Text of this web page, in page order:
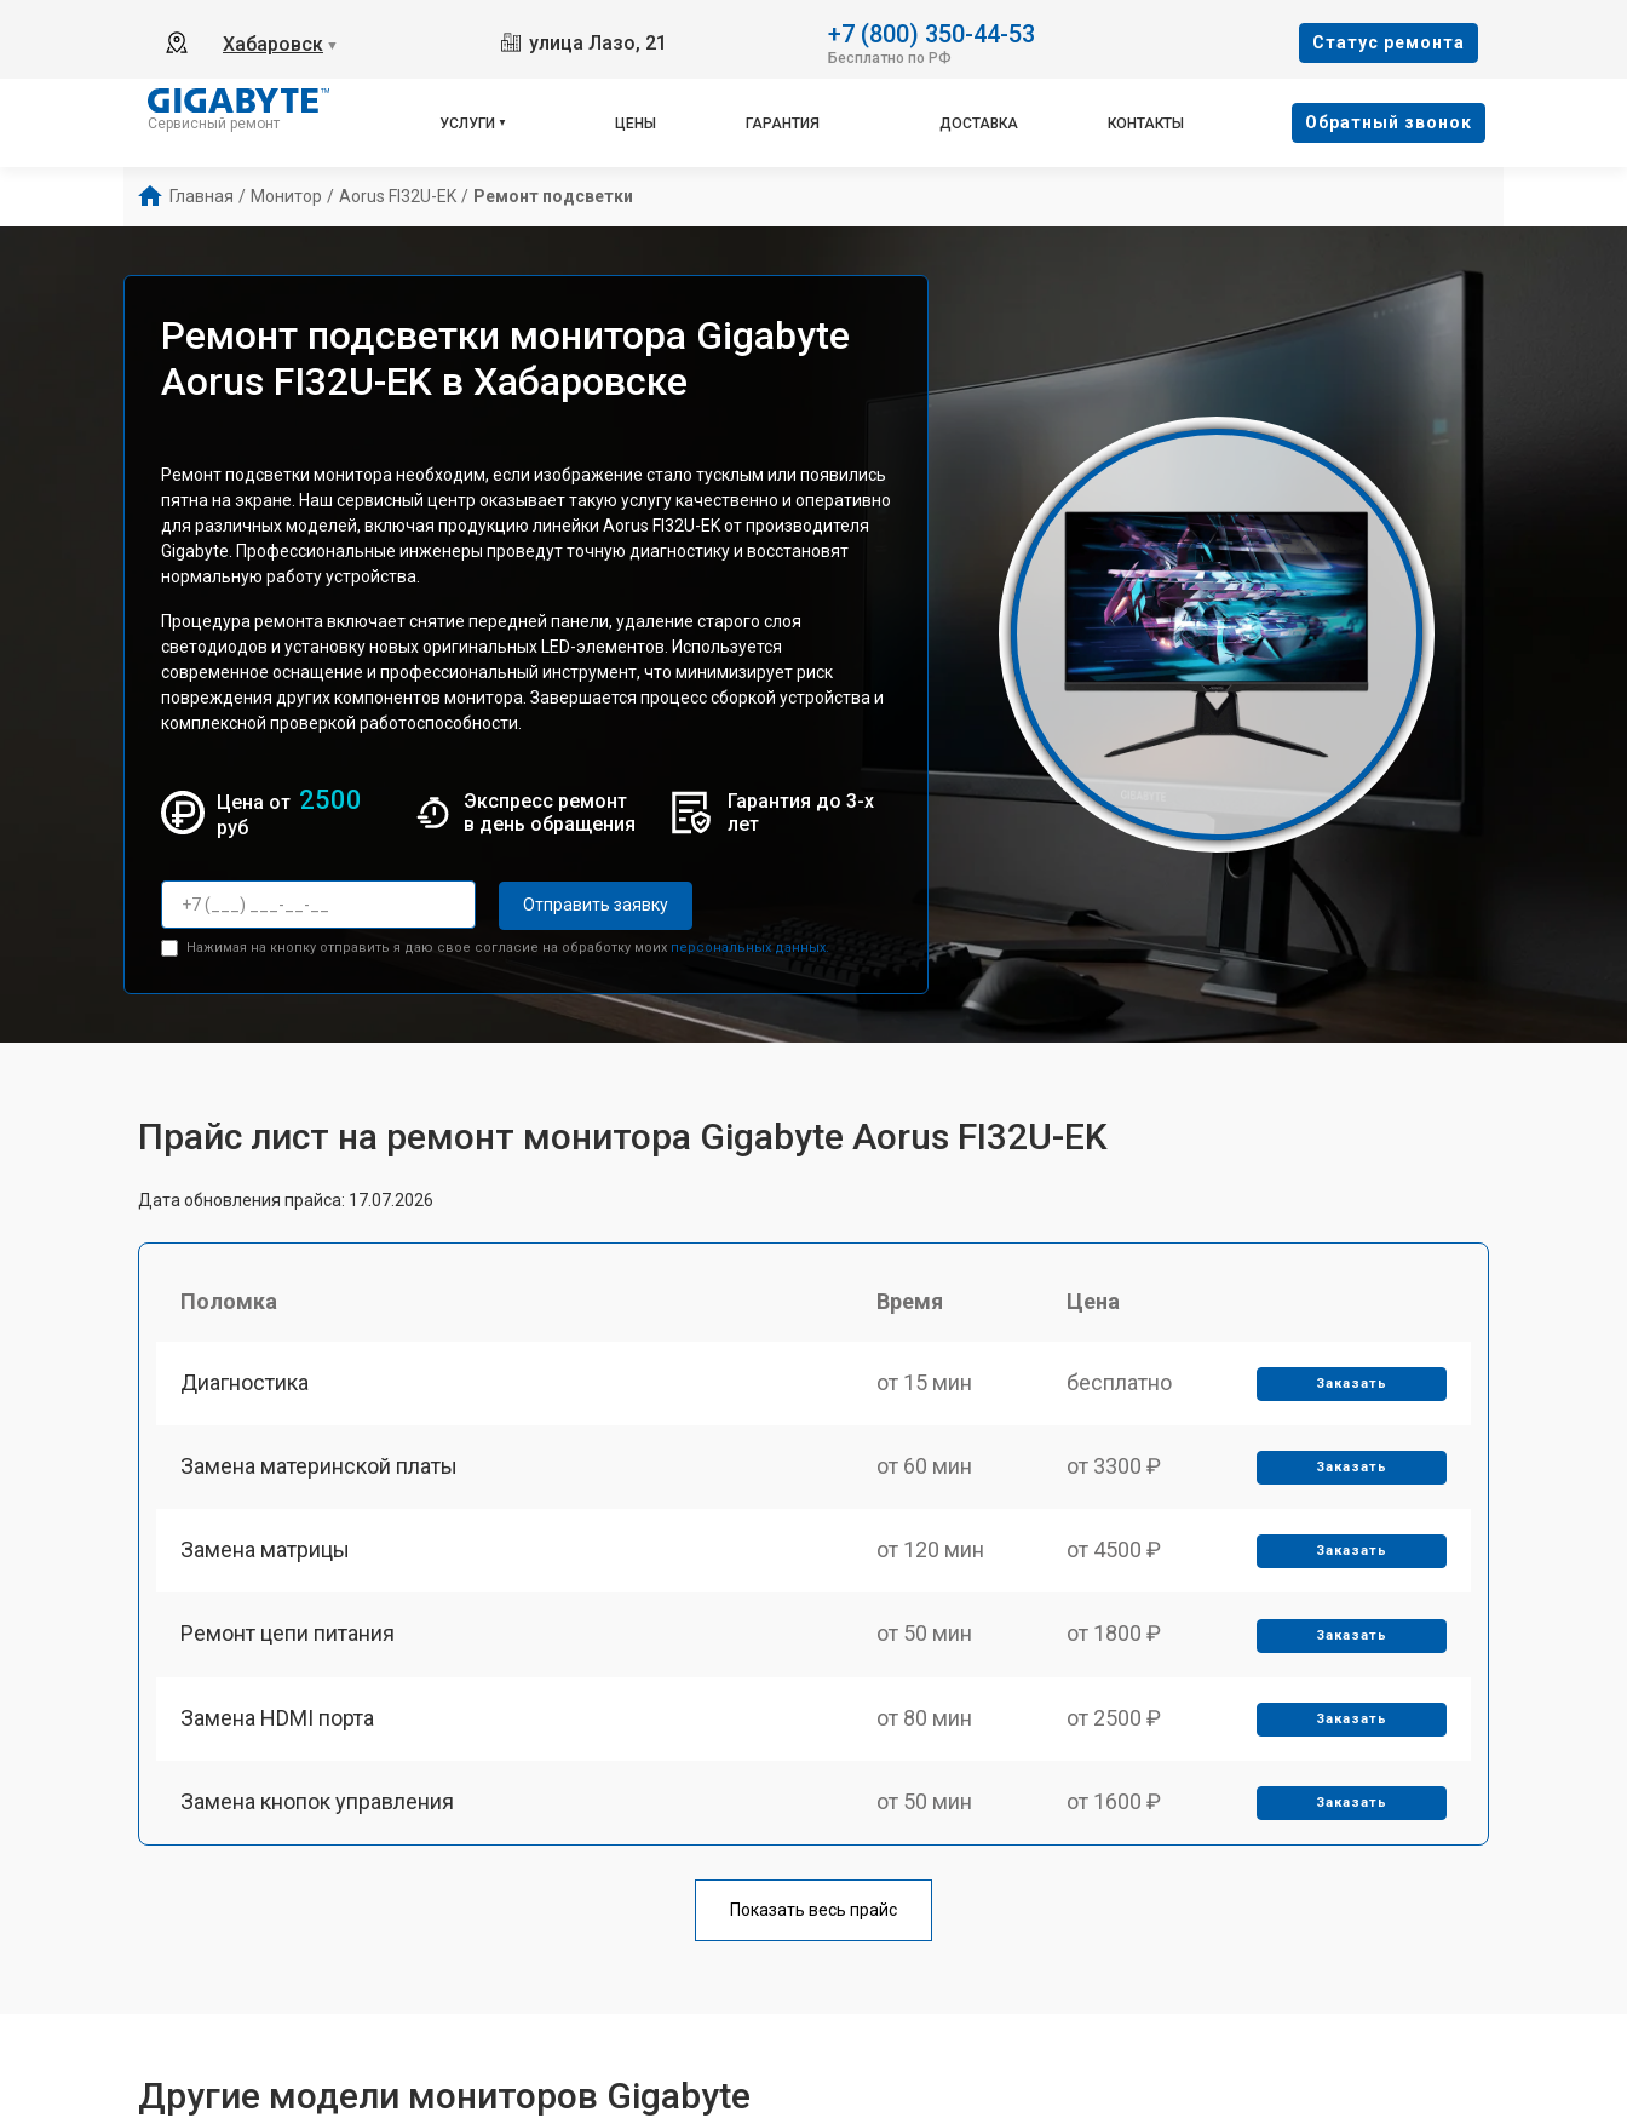
Хабаровск ▼ улица Лазо, 21 +7 (800) 350-44-53
Бесплатно по РФ
Cтатус ремонта
Сервисный ремонт УСЛУГИ ЦЕНЫ ГАРАНТИЯ ДОСТАВКА КОНТАКТЫ Oбратный звонок
Главная / Монитор / Aorus FI32U-EK / Ремонт подсветки
Ремонт подсветки монитора Gigabyte
Aorus FI32U-EK в Хабаровске
Ремонт подсветки монитора необходим, если изображение стало тусклым или появились
пятна на экране. Наш сервисный центр оказывает такую услугу качественно и оперативно
для различных моделей, включая продукцию линейки Aorus FI32U-EK от производителя
Gigabyte. Профессиональные инженеры проведут точную диагностику и восстановят
нормальную работу устройства.
Процедура ремонта включает снятие передней панели, удаление старого слоя
светодиодов и установку новых оригинальных LED-элементов. Используется
современное оснащение и профессиональный инструмент, что минимизирует риск
повреждения других компонентов монитора. Завершается процесс сборкой устройства и
комплексной проверкой работоспособности.
Цена от 2500
руб
Экспресс ремонт
в день обращения
Гарантия до 3-х
лет
Отправить заявку
Нажимая на кнопку отправить я даю свое согласие на обработку моих персональных данных.
Прайс лист на ремонт монитора Gigabyte Aorus FI32U-EK
Дата обновления прайса: 17.07.2026
Поломка Время Цена
Диагностика от 15 мин бесплатно Заказать
Замена материнской платы от 60 мин от 3300 ₽ Заказать
Замена матрицы от 120 мин от 4500 ₽ Заказать
Ремонт цепи питания от 50 мин от 1800 ₽ Заказать
Замена HDMI порта от 80 мин от 2500 ₽ Заказать
Замена кнопок управления от 50 мин от 1600 ₽ Заказать
Показать весь прайс
Другие модели мониторов Gigabyte